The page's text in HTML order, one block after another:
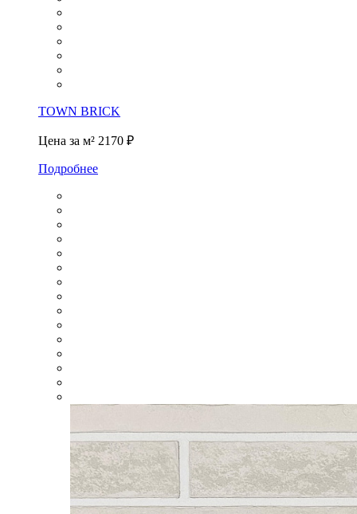
TOWN BRICK
Цена за м² 2170 ₽
Подробнее